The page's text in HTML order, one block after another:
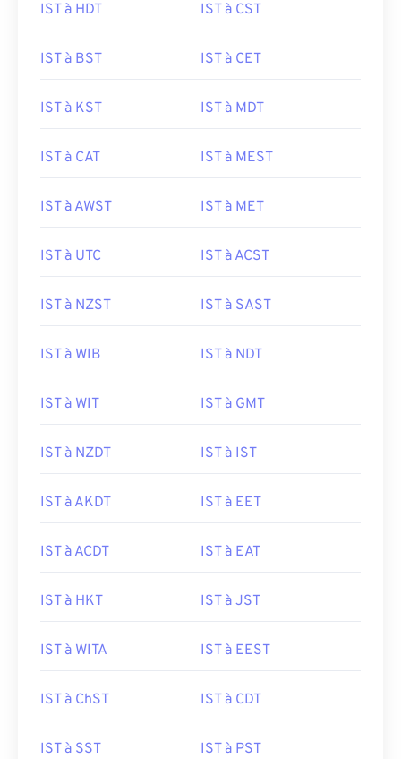
IST à HDT IST à CST
IST à BST IST à CET
IST à KST IST à MDT
IST à CAT IST à MEST
IST à AWST IST à MET
IST à UTC IST à ACST
IST à NZST IST à SAST
IST à WIB IST à NDT
IST à WIT IST à GMT
IST à NZDT IST à IST
IST à AKDT IST à EET
IST à ACDT IST à EAT
IST à HKT IST à JST
IST à WITA IST à EEST
IST à ChST IST à CDT
IST à SST IST à PST